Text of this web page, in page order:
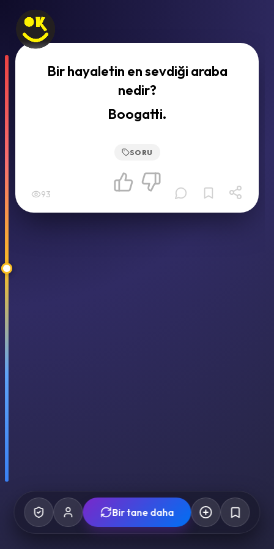
Bir hayaletin en sevdiği araba
nedir?
Boogatti.
SORU
93
Bir tane daha